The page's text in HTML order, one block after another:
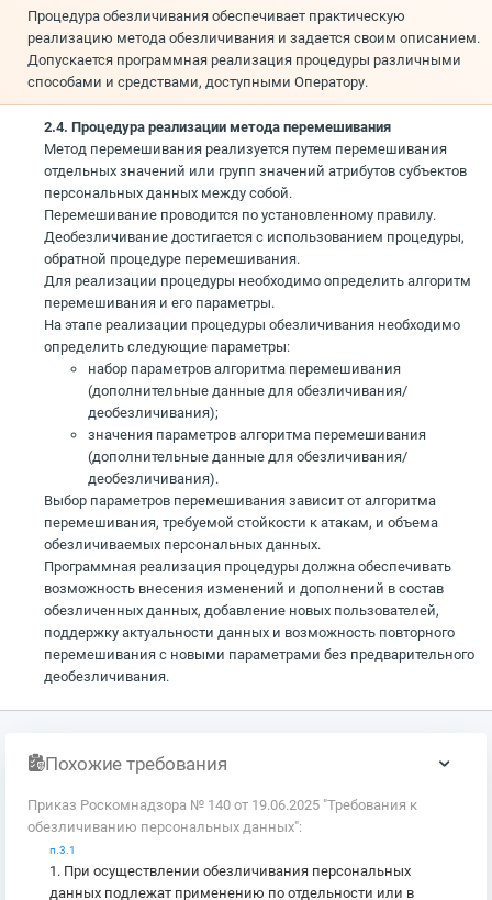
Процедура обезличивания обеспечивает практическую
реализацию метода обезличивания и задается своим описанием.
Допускается программная реализация процедуры различными
способами и средствами, доступными Оператору.
2.4. Процедура реализации метода перемешивания
Метод перемешивания реализуется путем перемешивания
отдельных значений или групп значений атрибутов субъектов
персональных данных между собой.
Перемешивание проводится по установленному правилу.
Деобезличивание достигается с использованием процедуры,
обратной процедуре перемешивания.
Для реализации процедуры необходимо определить алгоритм
перемешивания и его параметры.
На этапе реализации процедуры обезличивания необходимо
определить следующие параметры:
набор параметров алгоритма перемешивания
(дополнительные данные для обезличивания/
деобезличивания);
значения параметров алгоритма перемешивания
(дополнительные данные для обезличивания/
деобезличивания).
Выбор параметров перемешивания зависит от алгоритма
перемешивания, требуемой стойкости к атакам, и объема
обезличиваемых персональных данных.
Программная реализация процедуры должна обеспечивать
возможность внесения изменений и дополнений в состав
обезличенных данных, добавление новых пользователей,
поддержку актуальности данных и возможность повторного
перемешивания с новыми параметрами без предварительного
деобезличивания.
Похожие требования
Приказ Роскомнадзора № 140 от 19.06.2025 "Требования к
обезличиванию персональных данных":
п.3.1
1. При осуществлении обезличивания персональных
данных подлежат применению по отдельности или в